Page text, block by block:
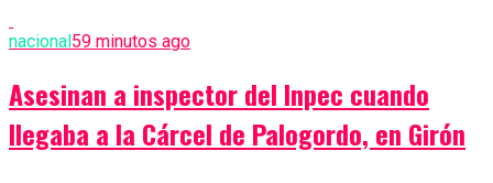
nacional59 minutos ago
Asesinan a inspector del Inpec cuando
llegaba a la Cárcel de Palogordo, en Girón